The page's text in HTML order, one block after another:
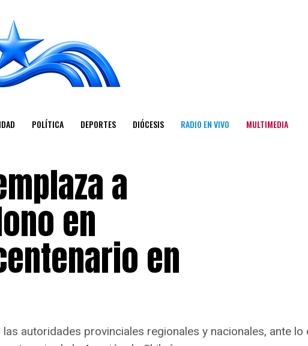
POLÍTICA DEPORTES DIÓCESIS RADIO EN VIVO MULTIMEDIA
a
en
en
autoridades provinciales regionales y nacionales, ante